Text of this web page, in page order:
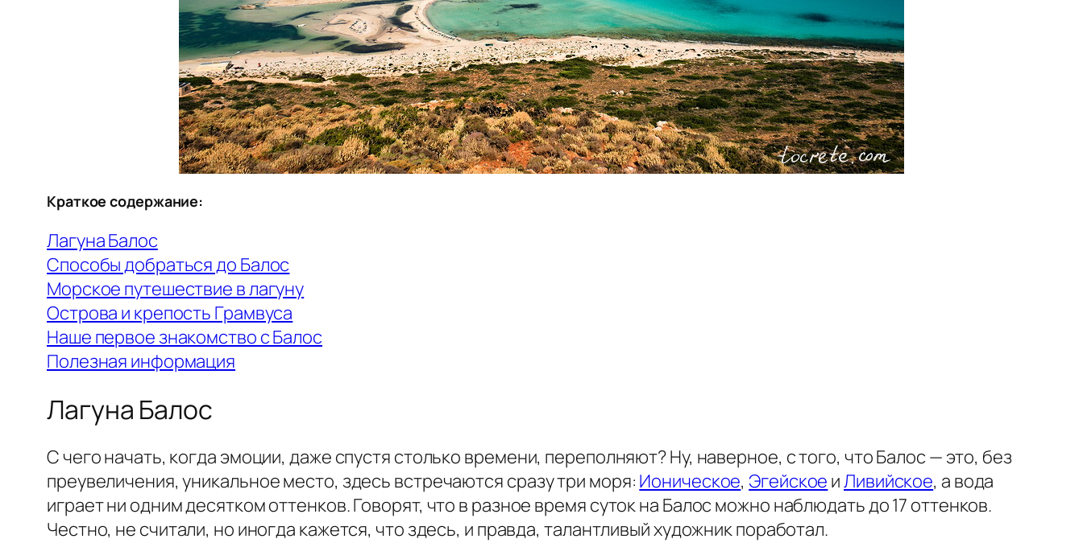
Краткое содержание:
Лагуна Балос
Способы добраться до Балос
Морское путешествие в лагуну
Острова и крепость Грамвуса
Наше первое знакомство с Балос
Полезная информация
Лагуна Балос
С чего начать, когда эмоции, даже спустя столько времени, переполняют? Ну, наверное, с того, что Балос — это, без
преувеличения, уникальное место, здесь встречаются сразу три моря: Ионическое,Эгейское иЛивийское, а вода
играет ни одним десятком оттенков. Говорят, что в разное время суток на Балос можно наблюдать до 17 оттенков.
Честно, не считали, но иногда кажется, что здесь, и правда, талантливый художник поработал.